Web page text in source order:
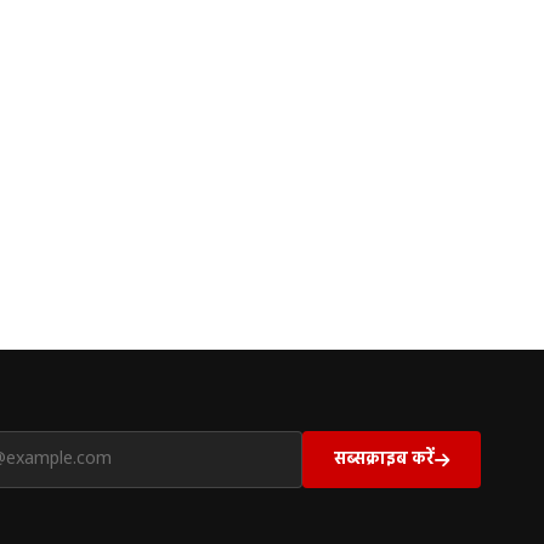
सब्सक्राइब करें